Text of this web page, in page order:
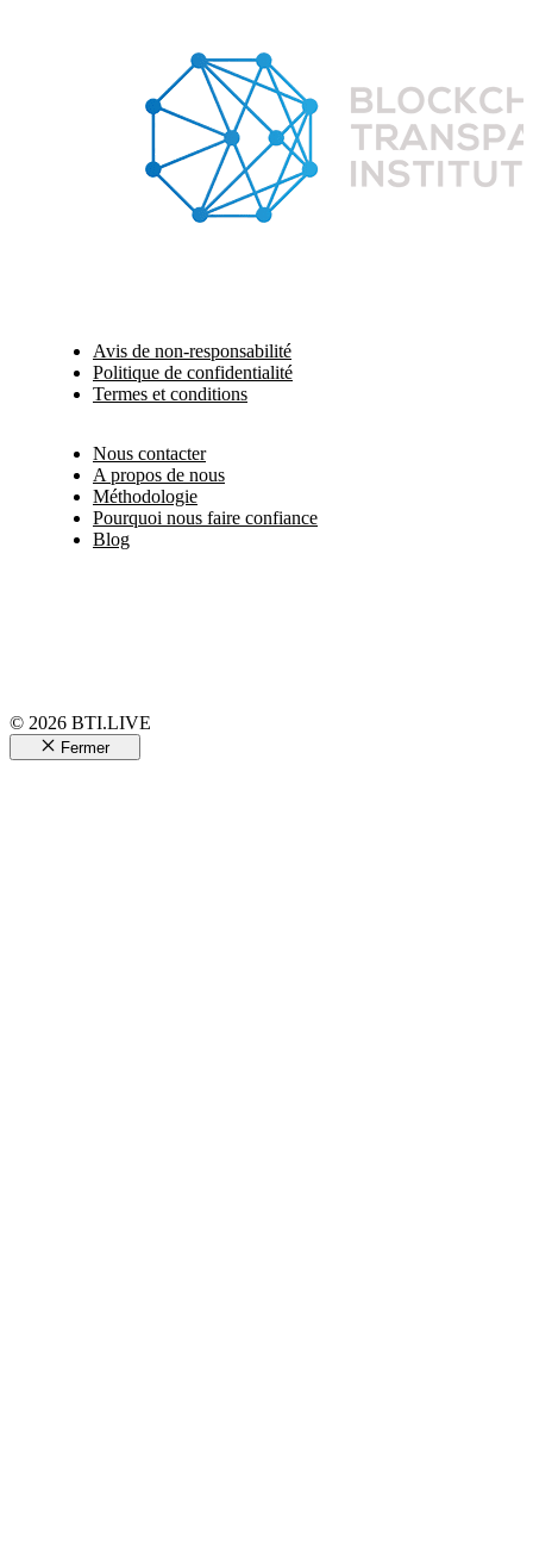
Avis de non-responsabilité
Politique de confidentialité
Termes et conditions
Nous contacter
A propos de nous
Méthodologie
Pourquoi nous faire confiance
Blog
© 2026 BTI.LIVE
Fermer